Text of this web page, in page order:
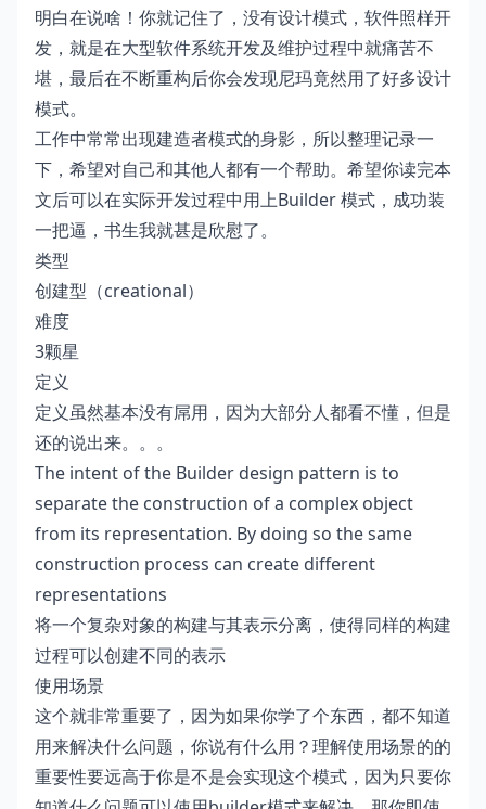
明白在说啥！你就记住了，没有设计模式，软件照样开
发，就是在大型软件系统开发及维护过程中就痛苦不
堪，最后在不断重构后你会发现尼玛竟然用了好多设计
模式。
工作中常常出现建造者模式的身影，所以整理记录一
下，希望对自己和其他人都有一个帮助。希望你读完本
文后可以在实际开发过程中用上Builder 模式，成功装
一把逼，书生我就甚是欣慰了。
类型
创建型（creational）
难度
3颗星
定义
定义虽然基本没有屌用，因为大部分人都看不懂，但是
还的说出来。。。
The intent of the Builder design pattern is to
separate the construction of a complex object
from its representation. By doing so the same
construction process can create different
representations
将一个复杂对象的构建与其表示分离，使得同样的构建
过程可以创建不同的表示
使用场景
这个就非常重要了，因为如果你学了个东西，都不知道
用来解决什么问题，你说有什么用？理解使用场景的的
重要性要远高于你是不是会实现这个模式，因为只要你